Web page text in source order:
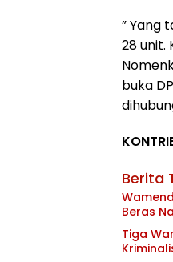
” Yang
28 unit.
buka
Berita
Beras
Tiga